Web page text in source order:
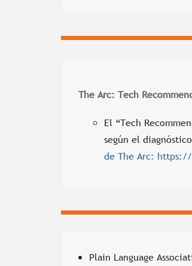
The Arc: Tech
El “Tech
según el
de The Arc:
Plain Language